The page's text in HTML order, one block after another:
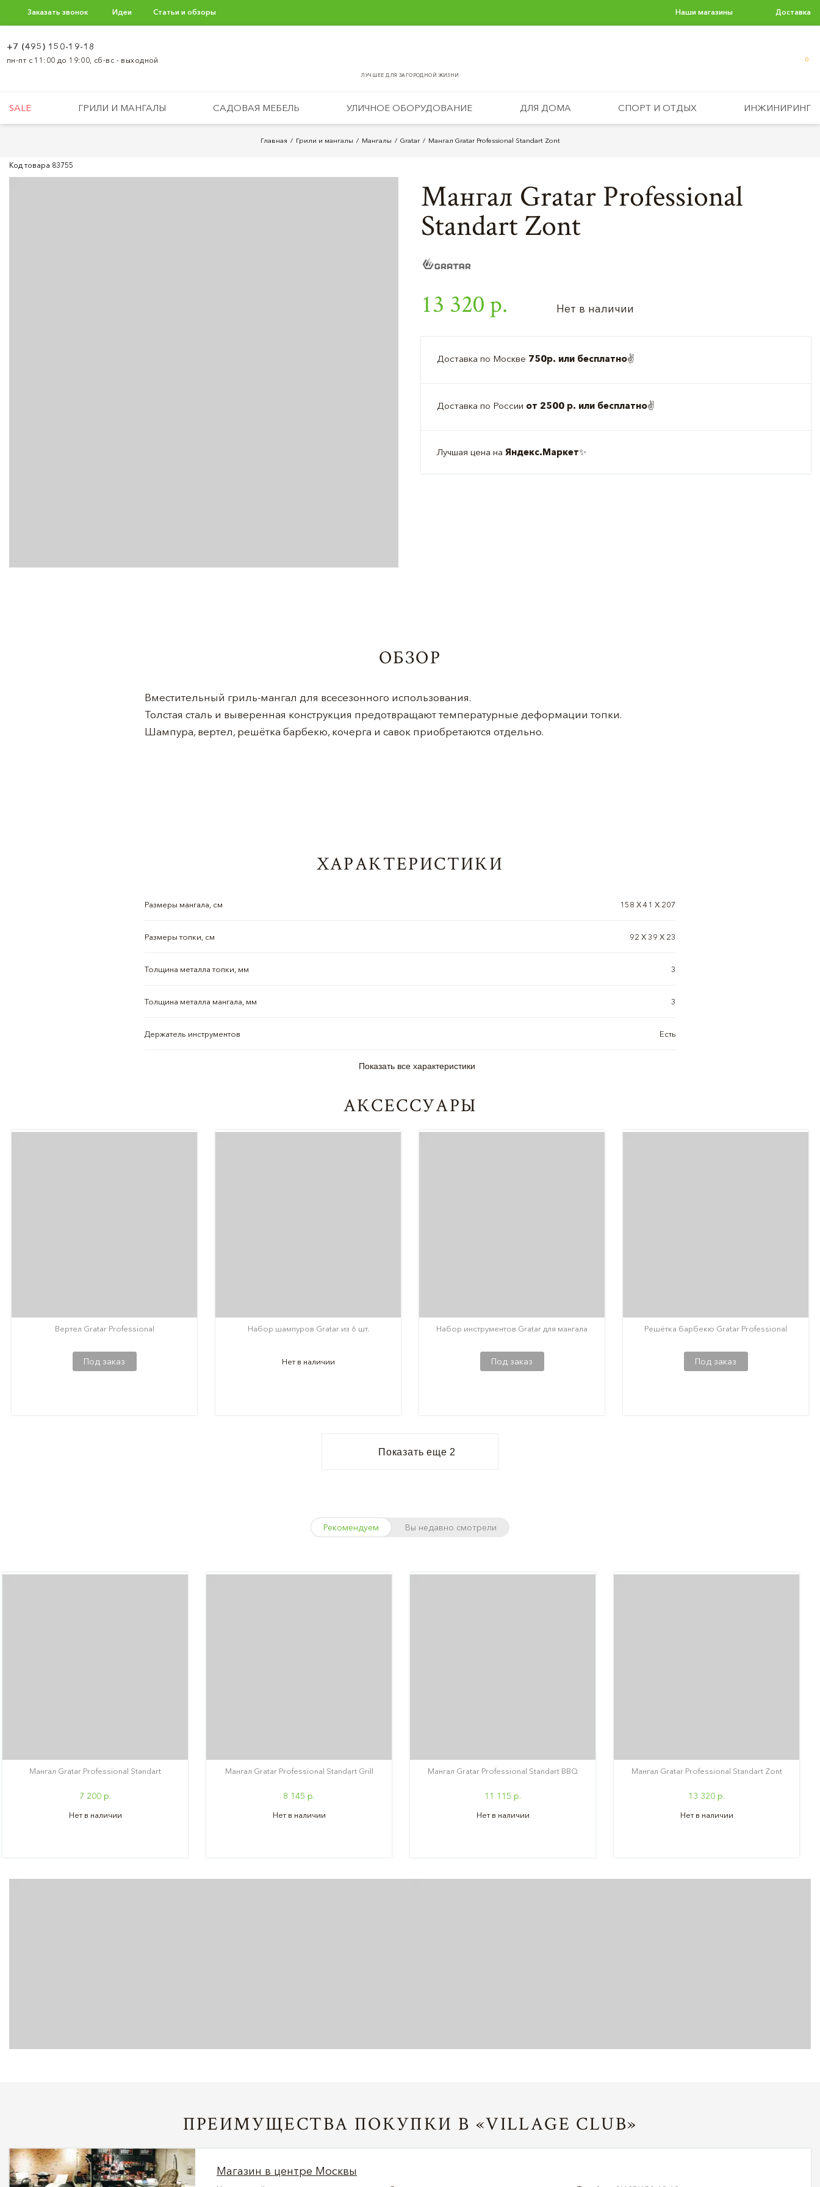
Заказать звонок Идеи Статьи и обзоры Наши магазины Доставка
ЛУЧШЕЕ ДЛЯ ЗАГОРОДНОЙ ЖИЗНИ
+7 (495) 150-19-18
пн-пт с 11:00 до 19:00, сб-вс - выходной 0
SALE ГРИЛИ И МАНГАЛЫ САДОВАЯ МЕБЕЛЬ УЛИЧНОЕ ОБОРУДОВАНИЕ ДЛЯ ДОМА СПОРТ И ОТДЫХ ИНЖИНИРИНГ
Главная Грили и мангалы Мангалы Gratar Мангал Gratar Professional Standart Zont
Код товара 83755
Мангал Gratar Professional
Standart Zont
13 320 р. Нет в наличии
Доставка по Москве 750р. или бесплатно✌️
Доставка по России от 2500 р. или бесплатно✌️
Лучшая цена на Яндекс.Маркет✨
ОБЗОР
Вместительный гриль-мангал для всесезонного использования.
Толстая сталь и выверенная конструкция предотвращают температурные деформации топки.
Шампура, вертел, решётка барбекю, кочерга и савок приобретаются отдельно.
ХАРАКТЕРИСТИКИ
Размеры мангала, см 158 X 41 X 207
Размеры топки, см 92 X 39 X 23
Толщина металла топки, мм 3
Толщина металла мангала, мм 3
Держатель инструментов Есть
Показать все характеристики
АКСЕССУАРЫ
Вертел Gratar Professional
Под заказ
Набор шампуров Gratar из 6 шт.
Нет в наличии
Набор инструментов Gratar для мангала
Под заказ
Решётка барбекю Gratar Professional
Под заказ
Показать еще 2
Рекомендуем Вы недавно смотрели
Мангал Gratar Professional Standart
7 200 р.
Нет в наличии
Мангал Gratar Professional Standart Grill
8 145 р.
Нет в наличии
Мангал Gratar Professional Standart BBQ
11 115 р.
Нет в наличии
Мангал Gratar Professional Standart Zont
13 320 р.
Нет в наличии
ПРЕИМУЩЕСТВА ПОКУПКИ В «VILLAGE CLUB»
Магазин в центре Москвы